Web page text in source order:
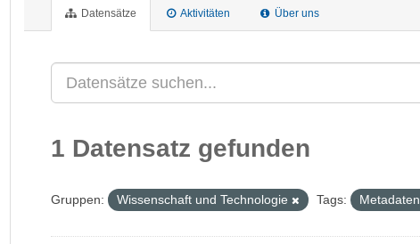
Datensätze Aktivitäten Über uns
1 Datensatz gefunden
Gruppen: Wissenschaft und Technologie Tags: Metadaten